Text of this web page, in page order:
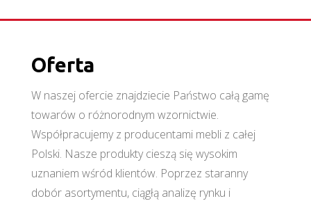
Oferta
W naszej ofercie znajdziecie Państwo całą gamę
towarów o różnorodnym wzornictwie.
Współpracujemy z producentami mebli z całej
Polski. Nasze produkty cieszą się wysokim
uznaniem wśród klientów. Poprzez staranny
dobór asortymentu, ciągłą analizę rynku i